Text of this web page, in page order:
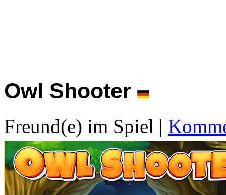
Owl Shooter
Freund(e) im Spiel |